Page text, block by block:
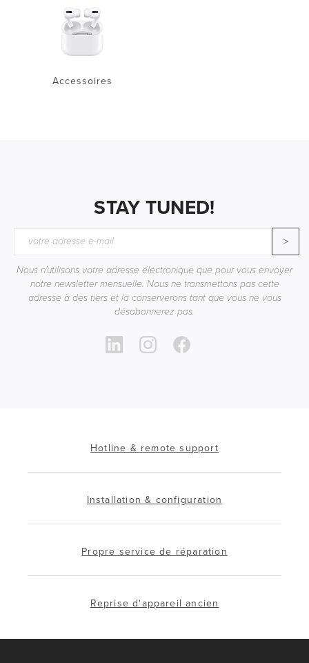
Accessoires
STAY TUNED!
>
Nous n'utilisons votre adresse électronique que pour vous envoyer
notre newsletter mensuelle. Nous ne transmettons pas cette
adresse à des tiers et la conserverons tant que vous ne vous
désabonnerez pas.
Hotline & remote support
Installation & configuration
Propre service de réparation
Reprise d'appareil ancien